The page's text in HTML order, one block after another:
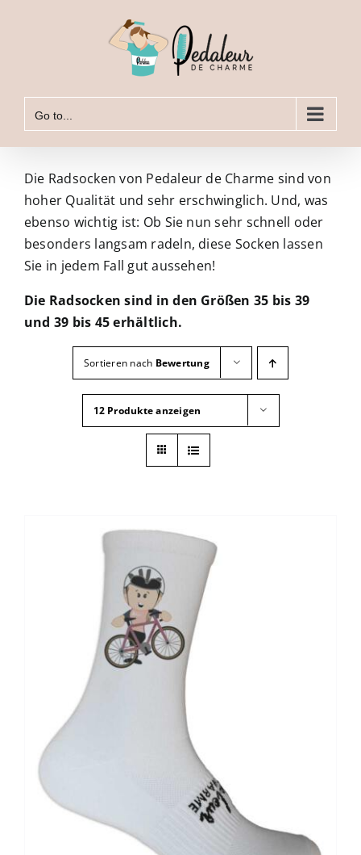
Go to...
Die Radsocken von Pedaleur de Charme sind von
hoher Qualität und sehr erschwinglich. Und, was
ebenso wichtig ist: Ob Sie nun sehr schnell oder
besonders langsam radeln, diese Socken lassen
Sie in jedem Fall gut aussehen!
Die Radsocken sind in den Größen 35 bis 39
und 39 bis 45 erhältlich.
Sortieren nach Bewertung
12 Produkte anzeigen